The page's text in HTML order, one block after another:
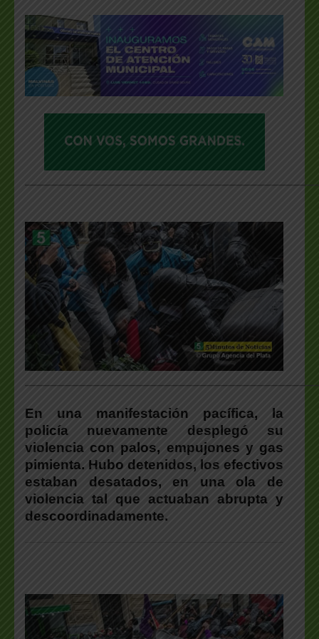
En una manifestación pacífica, la
policía nuevamente desplegó su
violencia con palos, empujones y gas
pimienta. Hubo detenidos, los efectivos
estaban desatados, en una ola de
violencia tal que actuaban abrupta y
descoordinadamente.